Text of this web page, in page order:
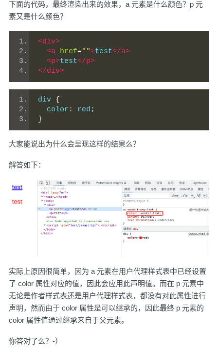
下面的代码，最终渲染出来的效果，a 元素是什么颜色？p 元
素又是什么颜色？
<div>
<a href="">test</a>
<p>test</p>
</div>
div {
  color
: red ;
}
大家能说出为什么会呈现这样的结果么？
解答如下：
实际上原因很简单，因为 a 元素在用户代理样式表中已经设置
了 color 属性对应的值，因此会应用此声明值。而在 p 元素中
无论是作者样式表还是用户代理样式表，都没有对此属性进行
声明，然而由于 color 属性是可以继承的，因此最终 p 元素的
color 属性值通过继承来自于父元素。
你答对了么？-）